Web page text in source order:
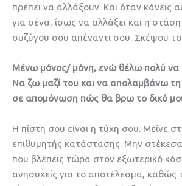
πρέπει να αλλάξουν. Και όταν κάνεις
για σένα, ίσως να αλλάξει και η
συζύγου σου απέναντι σου. Σκέψου
Μένω μόνος/ μόνη, ενώ θέλω πολύ
Να ζω μαζί του και να απολαμβάνω
σε απομόνωση πώς θα βρω το δικό
Η πίστη σου είναι η τύχη σου. Μείνε
επιθυμητής κατάστασης. Μην
που βλέπεις τώρα στον εξωτερικό
ανησυχείς για το αποτέλεσμα, καθώς